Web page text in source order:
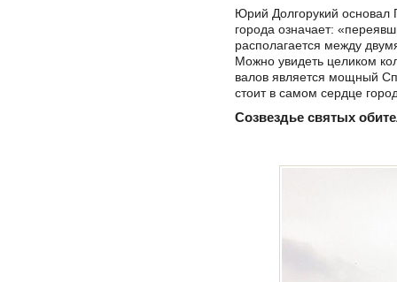
Юрий Долгорукий основал
города означает:
располагается между
Можно увидеть целиком
валов является мощный
стоит в самом сердце
Созвездье святых